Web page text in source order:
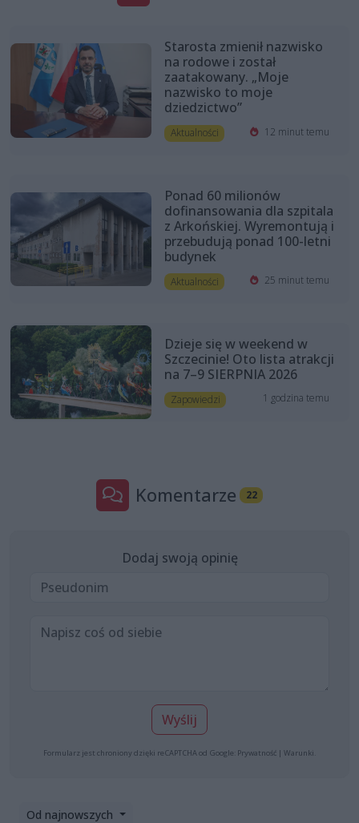
Starosta zmienił nazwisko
na rodowe i został
zaatakowany. „Moje
nazwisko to moje
dziedzictwo”
Aktualności 12 minut temu
Ponad 60 milionów
dofinansowania dla szpitala
z Arkońskiej. Wyremontują i
przebudują ponad 100-letni
budynek
Aktualności 25 minut temu
Dzieje się w weekend w
Szczecinie! Oto lista atrakcji
na 7–9 SIERPNIA 2026
Zapowiedzi 1 godzina temu
Komentarze 22
Dodaj swoją opinię
Wyślij
Formularz jest chroniony dzięki reCAPTCHA od Google: Prywatność | Warunki
Od najnowszych